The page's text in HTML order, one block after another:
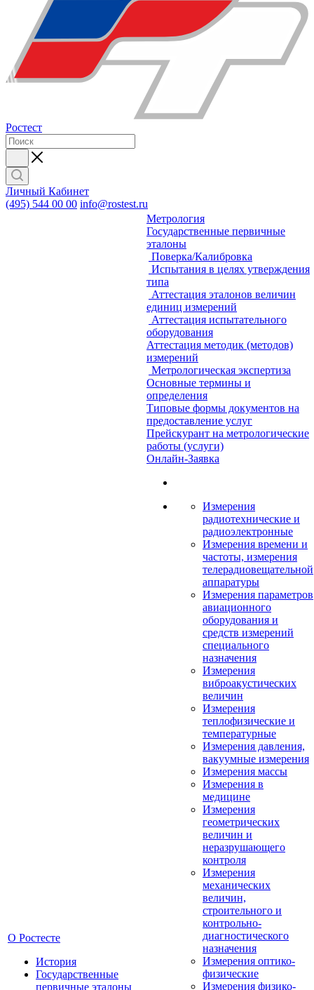
Ростест
Личный Кабинет
(495) 544 00 00 info@rostest.ru
О Ростесте
История
Государственные
первичные эталоны
Метрология
Государственные первичные
эталоны
Поверка/Калибровка
Испытания в целях утверждения
типа
Аттестация эталонов величин
единиц измерений
Аттестация испытательного
оборудования
Аттестация методик (методов)
измерений
Метрологическая экспертиза
Основные термины и
определения
Типовые формы документов на
предоставление услуг
Прейскурант на метрологические
работы (услуги)
Онлайн-Заявка
Измерения
радиотехнические и
радиоэлектронные
Измерения времени и
частоты, измерения
телерадиовещательной
аппаратуры
Измерения параметров
авиационного
оборудования и
средств измерений
специального
назначения
Измерения
виброакустических
величин
Измерения
теплофизические и
температурные
Измерения давления,
вакуумные измерения
Измерения массы
Измерения в
медицине
Измерения
геометрических
величин и
неразрушающего
контроля
Измерения
механических
величин,
строительного и
контрольно-
диагностического
назначения
Измерения оптико-
физические
Измерения физико-